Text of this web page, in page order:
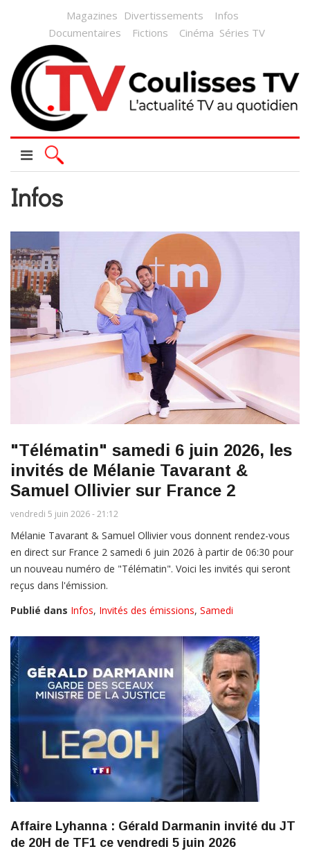
Magazines Divertissements
Infos
Documentaires
Fictions Cinéma Séries TV
Infos
"Télématin" samedi 6 juin 2026, les
invités de Mélanie Tavarant &
Samuel Ollivier sur France 2
vendredi 5 juin 2026 - 21:12
Mélanie Tavarant & Samuel Ollivier vous donnent rendez-vous
en direct sur France 2 samedi 6 juin 2026 à partir de 06:30 pour
un nouveau numéro de "Télématin". Voici les invités qui seront
reçus dans l'émission.
Publié dans Infos, Invités des émissions, Samedi
Affaire Lyhanna : Gérald Darmanin invité du JT
de 20H de TF1 ce vendredi 5 juin 2026